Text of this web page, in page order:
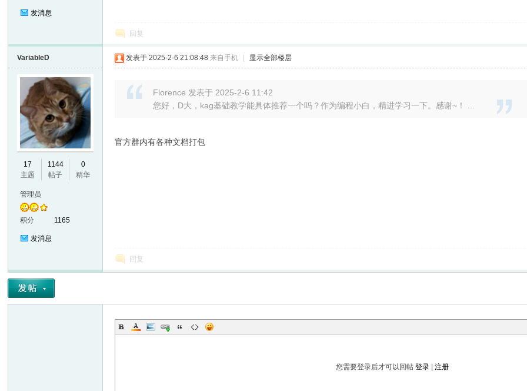
发消息
回复
VariableD
17
主题
1144
帖子
0
精华
管理员
积分 1165
发消息
发表于 2025-2-6 21:08:48 来自手机 显示全部楼层
Florence 发表于 2025-2-6 11:42
您好，D大，kag基础教学能具体推荐一个吗？作为编程小白，精进学习一下。感谢~！ ...
官方群内有各种文档打包
回复
您需要登录后才可以回帖登录 |注册